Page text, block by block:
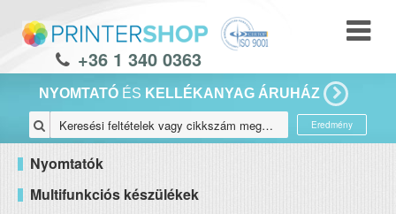
+36 1 340 0363
NYOMTATÓ ÉS KELLÉKANYAG ÁRUHÁZ
Eredmény
Nyomtatók
Multifunkciós készülékek